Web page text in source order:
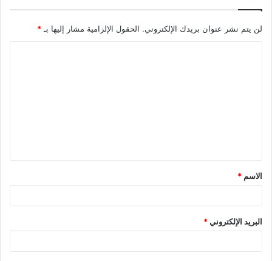
لن يتم نشر عنوان بريدك الإلكتروني. الحقول الإلزامية مشار إليها بـ *
الاسم *
البريد الإلكتروني*